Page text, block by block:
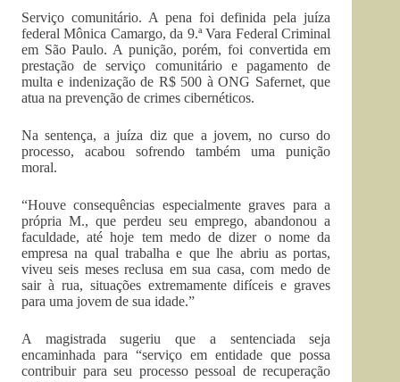
Serviço comunitário. A pena foi definida pela juíza
federal Mônica Camargo, da 9.ª Vara Federal Criminal
em São Paulo. A punição, porém, foi convertida em
prestação de serviço comunitário e pagamento de
multa e indenização de R$ 500 à ONG Safernet, que
atua na prevenção de crimes cibernéticos.
Na sentença, a juíza diz que a jovem, no curso do
processo, acabou sofrendo também uma punição
moral.
“Houve consequências especialmente graves para a
própria M., que perdeu seu emprego, abandonou a
faculdade, até hoje tem medo de dizer o nome da
empresa na qual trabalha e que lhe abriu as portas,
viveu seis meses reclusa em sua casa, com medo de
sair à rua, situações extremamente difíceis e graves
para uma jovem de sua idade.”
A magistrada sugeriu que a sentenciada seja
encaminhada para “serviço em entidade que possa
contribuir para seu processo pessoal de recuperação